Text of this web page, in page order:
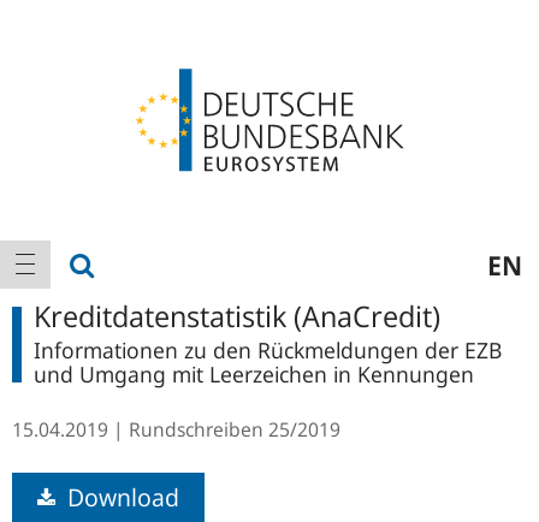
Hauptnavigation
Navigation anzeigen EN
Kreditdatenstatistik (AnaCredit)
Informationen zu den Rückmeldungen der EZB
und Umgang mit Leerzeichen in Kennungen
15.04.2019 Rundschreiben 25/2019
Download